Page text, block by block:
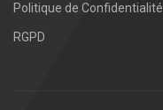
Politique de Confidentialité
RGPD